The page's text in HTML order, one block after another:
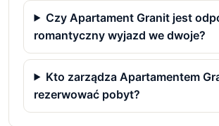
Czy Apartament Granit jest
romantyczny wyjazd we dwoje?
Kto zarządza Apartamentem
rezerwować pobyt?